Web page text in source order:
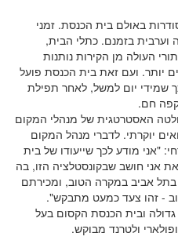
באולם בית הכנסת. זמני
שחרית, בשעה 8:00 מנחה וערבית בזמנם. כתלי הבית,
העולה מן הקירות נותנות
יותר. ועם זאת בית הכנסת פועל
שמידי יום למשל, לאחר תפילת
חם.
'שד"ל 5' היא ההחלטה האסטרטגית של מנהלי המקום
יוקרתי. לדברי מנהל המקום
"אני מודע לכך שייעודו של בית
אני חושב שבקונסטלציה הזו, בה
אביב במקרה הטוב, ומכירתם
- זהו צעד כמעט מתבקש".
ובית הכנסת הקסום בעל
ולטרנד מבוקש.